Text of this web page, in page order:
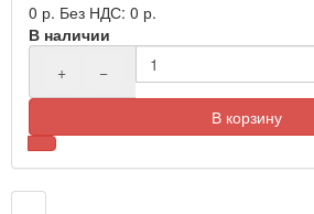
0 р. Без НДС: 0 р.
В наличии
+
−
В корзину